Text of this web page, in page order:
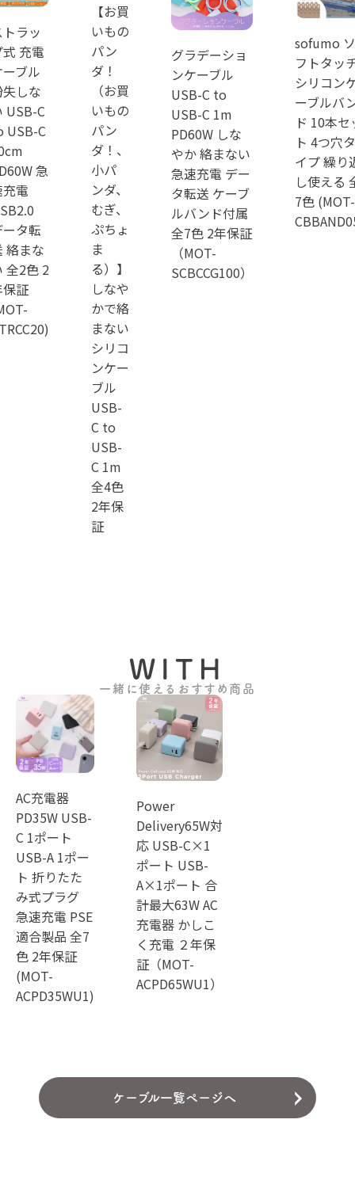
ラッ
充電
ブル
しな
USB-C
USB-C
急
電
タ転
絡まな
全2色 2
証
【お買
いもの
パン
ダ！
（お買
いもの
パン
ダ！、
小パ
ンダ、
むぎ、
ぷちょ
ま
る）】
しなや
かで絡
まない
シリコ
ンケー
ブル
USB-
C to
USB-
C 1m
全4色
2年保
証
グラデーショ
ンケーブル
USB-C to
USB-C 1m
PD60W しな
やか 絡まない
急速充電 デー
タ転送 ケーブ
ルバンド付属
全7色 2年保証
（MOT-
SCBCCG100）
sofumo ソ
フトタッ
シリコン
ーブルバ
ド 10本セ
ト 4つ穴タ
イプ 繰り
し使える
7色 (MOT-
WITH
一緒に使えるおすすめ商品
AC充電器
PD35W USB-
C 1ポート
USB-A 1ポー
ト 折りたた
み式プラグ
急速充電 PSE
適合製品 全7
色 2年保証
(MOT-
ACPD35WU1)
Power
Delivery65W対
応 USB-C×1
ポート USB-
A×1ポート 合
計最大63W AC
充電器 かしこ
く充電 ２年保
証（MOT-
ACPD65WU1）
ケーブル一覧ページへ